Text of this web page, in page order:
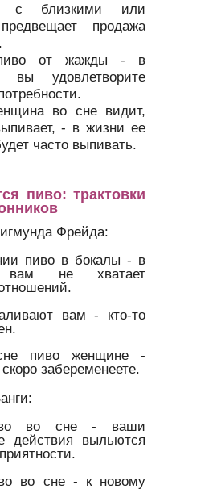
с близкими или
продажа
от жажды - в
вы удовлетворите
во сне видит,
- в жизни ее
часто выпивать.
пиво: трактовки
Фрейда:
пиво в бокалы - в
вам не хватает
вам - кто-то
пиво женщине -
забеременеете.
во сне - ваши
действия выльются
во сне - к новому